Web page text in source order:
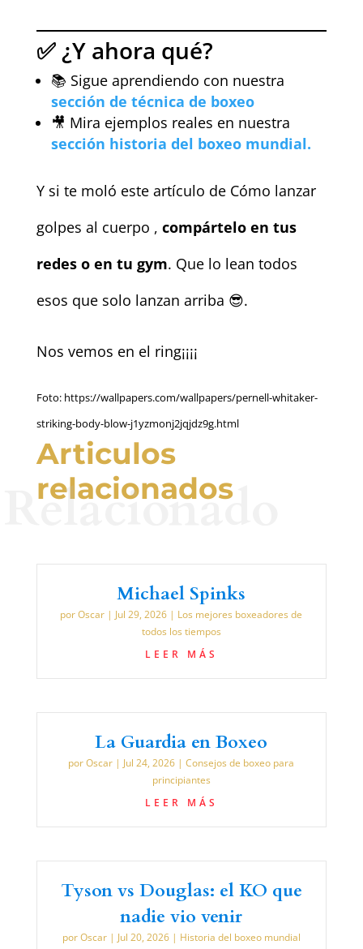
✅ ¿Y ahora qué?
📚 Sigue aprendiendo con nuestra
sección de técnica de boxeo
🎥 Mira ejemplos reales en nuestra
sección historia del boxeo mundial.
Y si te moló este artículo de Cómo lanzar
golpes al cuerpo , compártelo en tus
redes o en tu gym. Que lo lean todos
esos que solo lanzan arriba 😎.
Nos vemos en el ring¡¡¡¡
Foto: https://wallpapers.com/wallpapers/pernell-whitaker-
striking-body-blow-j1yzmonj2jqjdz9g.html
Articulos
relacionados
Relacionado
Michael Spinks
porOscar | Jul 29, 2026 | Los mejores boxeadores de
todos los tiempos
LEER MÁS
La Guardia en Boxeo
porOscar | Jul 24, 2026 |Consejos de boxeo para
principiantes
LEER MÁS
Tyson vs Douglas: el KO que
nadie vio venir
porOscar| Jul 20, 2026| Historia del boxeo mundial